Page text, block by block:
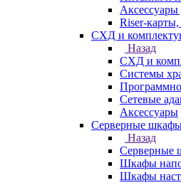
Аксессуары
Riser-
СХД и
Назад
СХД и
Системы
Сетевые
Аксессуары
Серверные
Назад
Серверные
Шкафы
Шкафы